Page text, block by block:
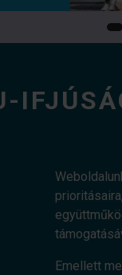
Emellett